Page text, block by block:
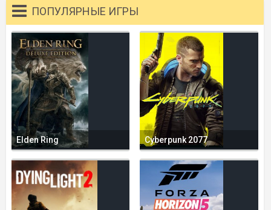
ПОПУЛЯРНЫЕ ИГРЫ
Elden Ring Cyberpunk 2077